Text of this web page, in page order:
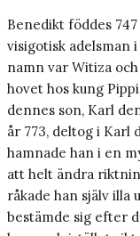
Benedikt föddes
visigotisk adelsman
namn var Witiza
hovet hos kung
dennes son, Karl
år 773, deltog i Karl
hamnade han i en
att helt ändra
råkade han själv illa
bestämde sig efter